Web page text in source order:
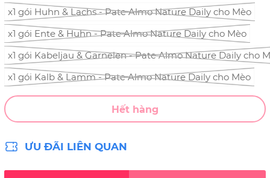
x1 gói Huhn & Lachs - Pate Almo Nature Daily cho Mèo
x1 gói Ente & Huhn - Pate Almo Nature Daily cho Mèo
x1 gói Kabeljau & Garnelen - Pate Almo Nature Daily cho
x1 gói Kalb & Lamm - Pate Almo Nature Daily cho Mèo
Hết hàng
ƯU ĐÃI LIÊN QUAN